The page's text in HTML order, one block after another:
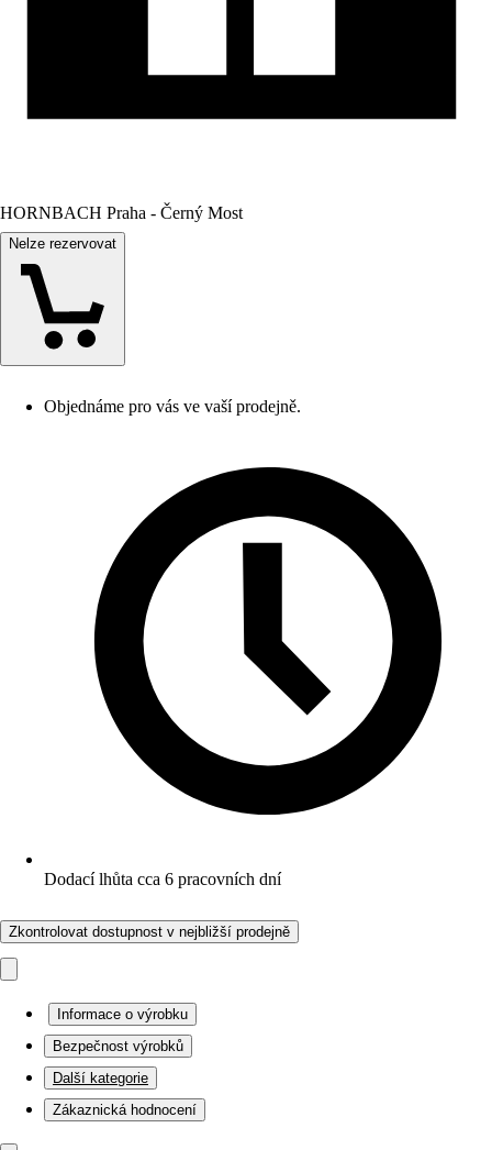
HORNBACH Praha - Černý Most
Nelze rezervovat
Objednáme pro vás ve vaší prodejně.
Dodací lhůta cca 6 pracovních dní
Zkontrolovat dostupnost v nejbližší prodejně
Informace o výrobku
Bezpečnost výrobků
Další kategorie
Zákaznická hodnocení